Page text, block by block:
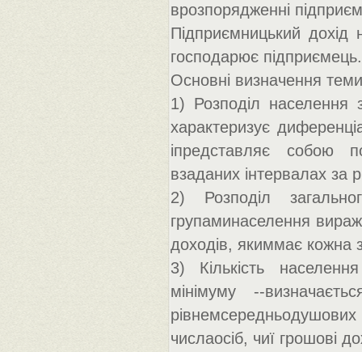
врозпорядженні
Підприємницький
господарює підприємець.
Основні визначення
1) Розподіл населення
характеризує
іпредставляє собою
взаданих інтервалах за
2) Розподіл
групаминаселення
доходів, якиммає кожна
3) Кількість
мінімуму --
рівнемсередньодушових
числаосіб, чиї грошові